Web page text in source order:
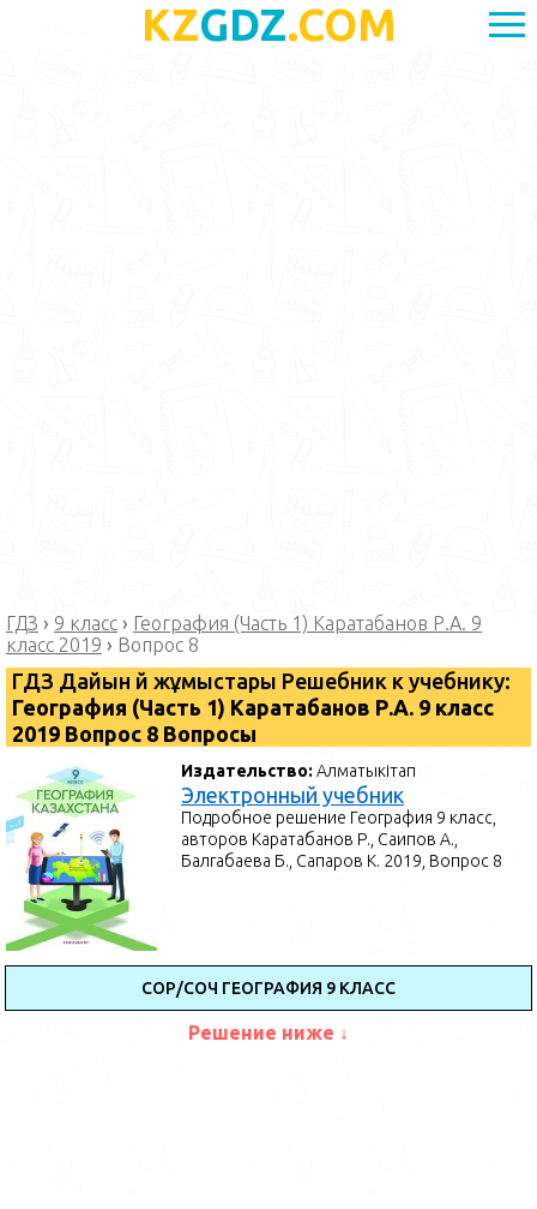
KZGDZ.COM
ГДЗ › 9 класс › География (Часть 1) Каратабанов Р.А. 9
класс 2019 › Вопрос 8
ГДЗ Дайын үй жұмыстары Решебник к учебнику:
География (Часть 1) Каратабанов Р.А. 9 класс
2019 Вопрос 8 Вопросы
Издательство:Алматыкітап
Электронный учебник
Подробное решение География 9 класс,
авторов Каратабанов Р., Саипов А.,
Балгабаева Б., Сапаров К. 2019, Вопрос 8
СОР/СОЧ ГЕОГРАФИЯ 9 КЛАСС
Решение ниже ↓